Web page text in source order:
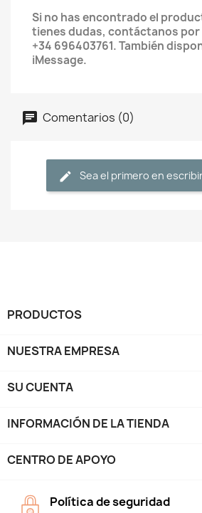
Si no has encontrado el
tienes dudas, contáctanos
+34 696403761. También
iMessage.
Comentarios (0)
Sea el primero en
PRODUCTOS
NUESTRA EMPRESA
SU CUENTA
INFORMACIÓN DE LA TIENDA
CENTRO DE APOYO
Política de seguridad